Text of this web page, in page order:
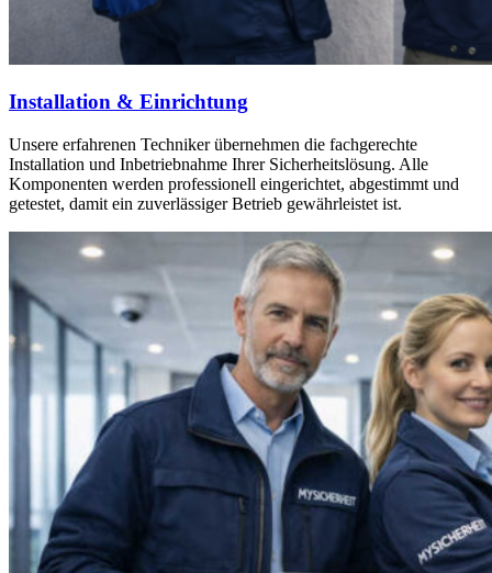
Installation & Einrichtung
Unsere erfahrenen Techniker übernehmen die fachgerechte
Installation und Inbetriebnahme Ihrer Sicherheitslösung. Alle
Komponenten werden professionell eingerichtet, abgestimmt und
getestet, damit ein zuverlässiger Betrieb gewährleistet ist.